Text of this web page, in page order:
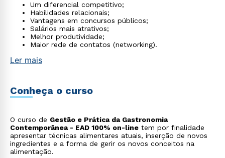
Um diferencial competitivo;
Habilidades relacionais;
Vantagens em concursos públicos;
Salários mais atrativos;
Melhor produtividade;
Maior rede de contatos (networking).
Ler mais
Conheça o curso
O curso de Gestão e Prática da Gastronomia
Contemporânea - EAD 100% on-line tem por finalidade
apresentar técnicas alimentares atuais, inserção de novos
ingredientes e a forma de gerir os novos conceitos na
alimentação.